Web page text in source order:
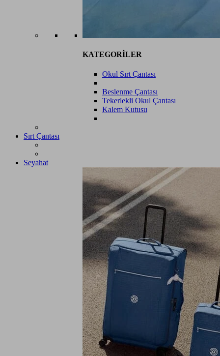
KATEGORİLER
Okul Sırt Çantası
Beslenme Çantası
Tekerlekli Okul Çantası
Kalem Kutusu
Sırt Çantası
Seyahat